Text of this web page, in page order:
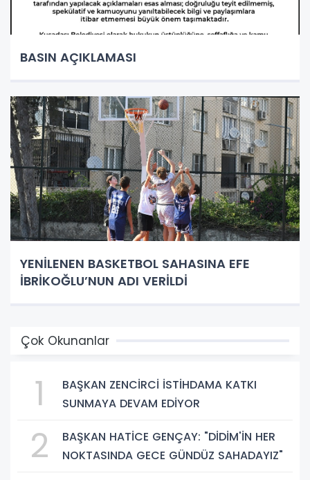
BASIN AÇIKLAMASI
YENİLENEN BASKETBOL SAHASINA EFE
İBRİKOĞLU’NUN ADI VERİLDİ
Çok Okunanlar
1
BAŞKAN ZENCİRCİ İSTİHDAMA KATKI
SUNMAYA DEVAM EDİYOR
2
BAŞKAN HATİCE GENÇAY: "DİDİM'İN HER
NOKTASINDA GECE GÜNDÜZ SAHADAYIZ"